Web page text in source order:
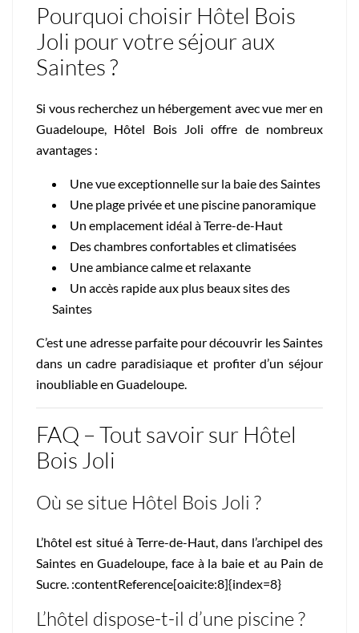
Pourquoi choisir Hôtel Bois
Joli pour votre séjour aux
Saintes ?
Si vous recherchez un hébergement avec vue mer en
Guadeloupe, Hôtel Bois Joli offre de nombreux
avantages :
Une vue exceptionnelle sur la baie des Saintes
Une plage privée et une piscine panoramique
Un emplacement idéal à Terre-de-Haut
Des chambres confortables et climatisées
Une ambiance calme et relaxante
Un accès rapide aux plus beaux sites des
Saintes
C’est une adresse parfaite pour découvrir les Saintes
dans un cadre paradisiaque et profiter d’un séjour
inoubliable en Guadeloupe.
FAQ – Tout savoir sur Hôtel
Bois Joli
Où se situe Hôtel Bois Joli ?
L’hôtel est situé à Terre-de-Haut, dans l’archipel des
Saintes en Guadeloupe, face à la baie et au Pain de
Sucre. :contentReference[oaicite:8]{index=8}
L’hôtel dispose-t-il d’une piscine ?